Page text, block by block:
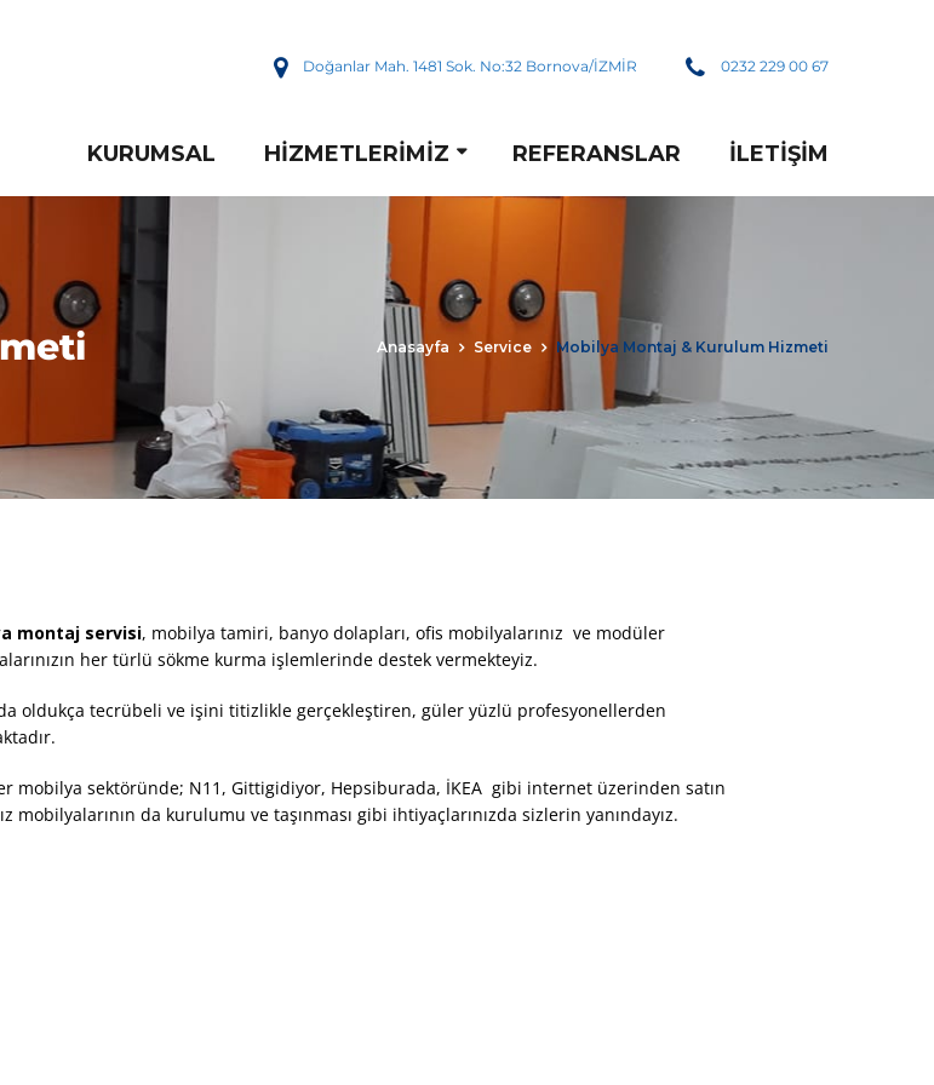
Doğanlar Mah. 1481 Sok. No:32 Bornova/İZMİR 0232 229 00 67
KURUMSAL HIZMETLERIMIZ REFERANSLAR İLETIŞIM
Anasayfa Service Mobilya Montaj & Kurulum Hizmeti
montaj servisi, mobilya tamiri, banyo dolapları, ofis mobilyalarınız ve modüler
her türlü sökme kurma işlemlerinde destek vermekteyiz.
oldukça tecrübeli ve işini titizlikle gerçekleştiren, güler yüzlü profesyonellerden
mobilya sektöründe; N11, Gittigidiyor, Hepsiburada, İKEA gibi internet üzerinden satın
mobilyalarının da kurulumu ve taşınması gibi ihtiyaçlarınızda sizlerin yanındayız.